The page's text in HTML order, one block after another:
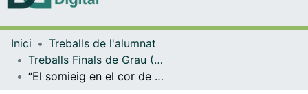
Navega per tot el DD
Inici
Treballs de l'alumnat
Treballs Finals de Grau (TFG) - Estudis Literaris
“El somieig en el cor de París”: La imatgeria espacial de la ciutat a l'univers narratiu de La casa flotant d’Anaïs Nin